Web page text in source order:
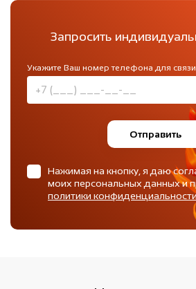
Запросить
Укажите Ваш номер телефона для
Отправить
Нажимая на кнопку, я даю
моих персональных данных и
политики